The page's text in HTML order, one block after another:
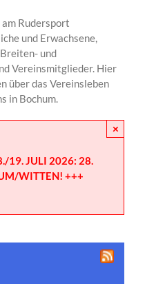
Rudersport
und Erwachsene,
und
Vereinsmitglieder. Hier
über das Vereinsleben
in Bochum.
19. JULI 2026: 28.
WITTEN! +++
×